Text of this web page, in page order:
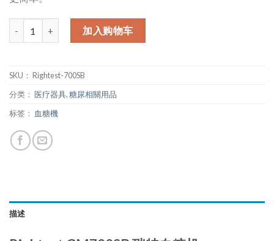
加入购物车
SKU： Rightest-700SB
分类： 医疗器具,糖尿相關用品
标签： 血糖機
描述